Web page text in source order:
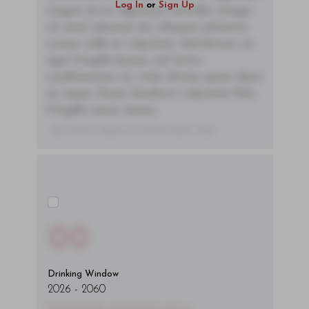
Log In or Sign Up
magna id orci dignissim convallis. Integer
Drinking Window
2026 - 2060